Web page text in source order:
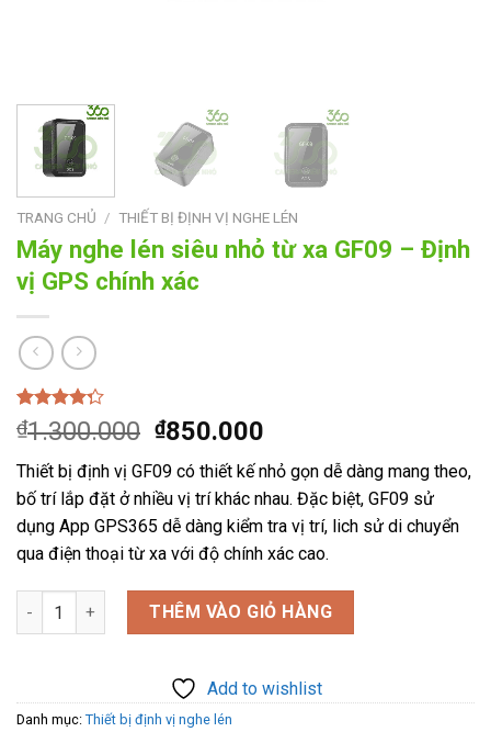
TRANG CHỦ / THIẾT BỊ ĐỊNH VỊ NGHE LÉN
Máy nghe lén siêu nhỏ từ xa GF09 – Định
vị GPS chính xác
4.00
trên
5 dựa
trên
1
giá
₫1.300.000 Giá
gốc
là:
₫1.300.000.
₫850.000
hiện
tại
là:
₫850.000.
Thiết bị định vị GF09 có thiết kế nhỏ gọn dễ dàng mang theo,
bố trí lắp đặt ở nhiều vị trí khác nhau. Đặc biệt, GF09 sử
dụng App GPS365 dễ dàng kiểm tra vị trí, lich sử di chuyển
qua điện thoại từ xa với độ chính xác cao.
Máy nghe lén siêu nhỏ từ xa GF09 - Định vị GPS chính xác số
THÊM VÀO GIỎ HÀNG
Add to wishlist
Danh mục: Thiết bị định vị nghe lén